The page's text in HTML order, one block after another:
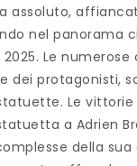
assoluto,
nel panorama
Le
dei protagonisti,
Le vittorie
a Adrien
della sua